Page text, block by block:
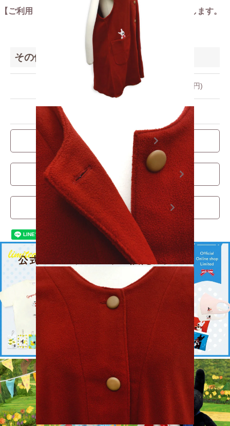
【ご利用・返品規約】ご注文前に必ずご確認お願いします。
その他の詳細情報
7,000円(税込7,700円)
型番 4529128250181
支払い・配送について
Cookie（クッキー）の使用について
この商品について問い合わせる